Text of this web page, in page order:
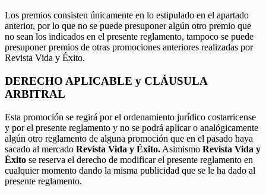
Los premios consisten únicamente en lo estipulado en el apartado
anterior, por lo que no se puede presuponer algún otro premio que
no sean los indicados en el presente reglamento, tampoco se puede
presuponer premios de otras promociones anteriores realizadas por
Revista Vida y Éxito.
DERECHO APLICABLE y CLÁUSULA
ARBITRAL
Esta promoción se regirá por el ordenamiento jurídico costarricense
y por el presente reglamento y no se podrá aplicar o analógicamente
algún otro reglamento de alguna promoción que en el pasado haya
sacado al mercado Revista Vida y Éxito. Asimismo Revista Vida y
Éxito se reserva el derecho de modificar el presente reglamento en
cualquier momento dando la misma publicidad que se le ha dado al
presente reglamento.